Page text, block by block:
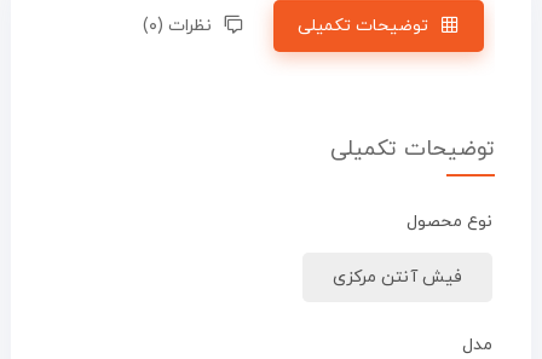
توضیحات تکمیلی نظرات (۰)
توضیحات تکمیلی
نوع محصول
فیش آنتن مرکزی
مدل